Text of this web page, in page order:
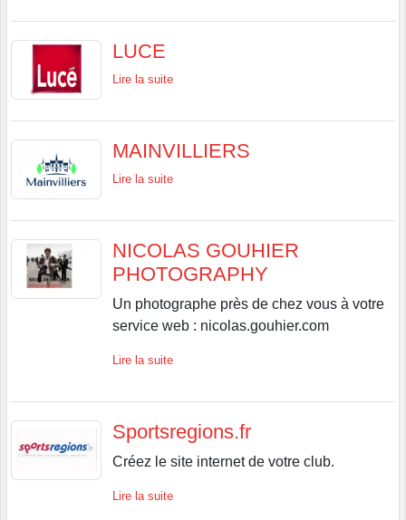
LUCE
Lire la suite
MAINVILLIERS
Lire la suite
NICOLAS GOUHIER
PHOTOGRAPHY
Un photographe près de chez vous à votre
service web : nicolas.gouhier.com
Lire la suite
Sportsregions.fr
Créez le site internet de votre club.
Lire la suite